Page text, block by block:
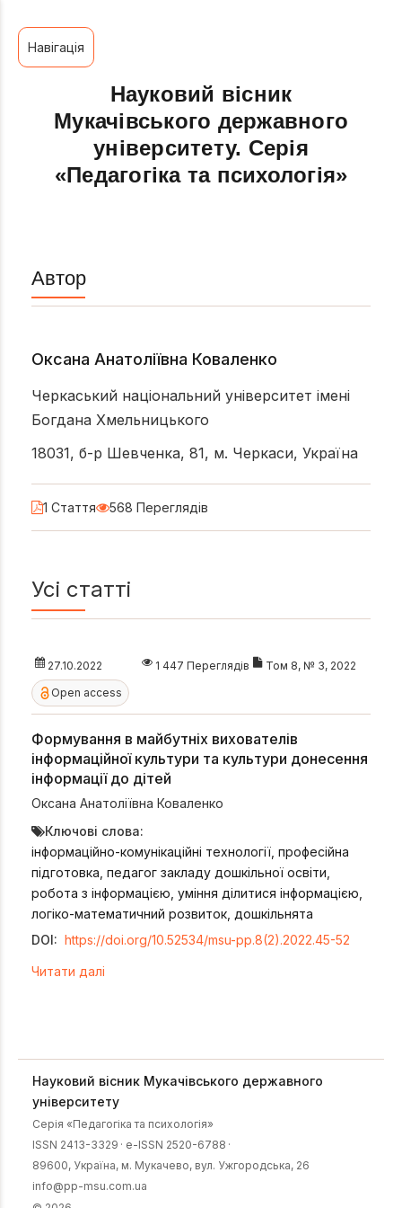
Навігація
Науковий вісник
Мукачівського державного
університету. Серія
«Педагогіка та психологія»
Автор
Оксана Анатоліївна Коваленко
Черкаський національний університет імені
Богдана Хмельницького
18031, б-р Шевченка, 81, м. Черкаси, Україна
1 Стаття 568 Переглядів
Усі статті
27.10.2022 1 447 Переглядів Том 8, № 3, 2022
Open access
Формування в майбутніх вихователів
інформаційної культури та культури донесення
інформації до дітей
Оксана Анатоліївна Коваленко
Ключові слова:
інформаційно-комунікаційні технології, професійна
підготовка, педагог закладу дошкільної освіти,
робота з інформацією, уміння ділитися інформацією,
логіко-математичний розвиток, дошкільнята
DOI: https://doi.org/10.52534/msu-pp.8(2).2022.45-52
Читати далі
Науковий вісник Мукачівського державного
університету
Серія «Педагогіка та психологія»
ISSN 2413-3329 · e-ISSN 2520-6788 ·
89600, Українa, м. Мукачево, вул. Ужгородська, 26
info@pp-msu.com.ua